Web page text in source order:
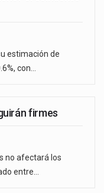
estimación de
con…
firmes
no afectará los
entre…